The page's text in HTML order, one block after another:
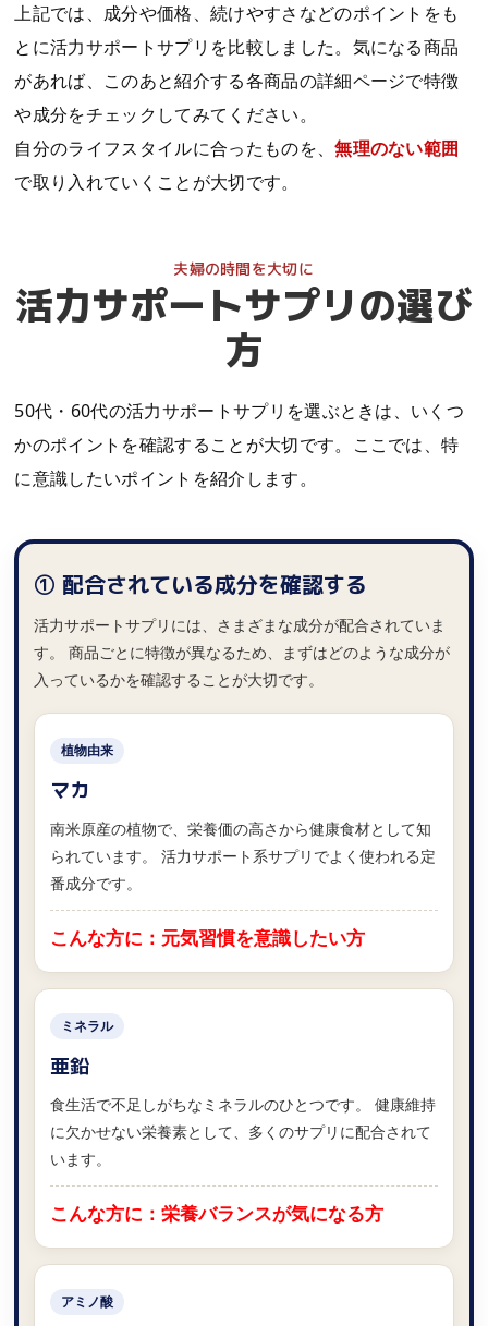
上記では、成分や価格、続けやすさなどのポイントをも
とに活力サポートサプリを比較しました。気になる商品
があれば、このあと紹介する各商品の詳細ページで特徴
や成分をチェックしてみてください。
自分のライフスタイルに合ったものを、無理のない範囲
で取り入れていくことが大切です。
活力サポートサプリの選び
方
50代・60代の活力サポートサプリを選ぶときは、いくつ
かのポイントを確認することが大切です。ここでは、特
に意識したいポイントを紹介します。
① 配合されている成分を確認する
活力サポートサプリには、さまざまな成分が配合されていま
す。 商品ごとに特徴が異なるため、まずはどのような成分が
入っているかを確認することが大切です。
植物由来
マカ
南米原産の植物で、栄養価の高さから健康食材として知
られています。 活力サポート系サプリでよく使われる定
番成分です。
こんな方に：元気習慣を意識したい方
ミネラル
亜鉛
食生活で不足しがちなミネラルのひとつです。 健康維持
に欠かせない栄養素として、多くのサプリに配合されて
います。
こんな方に：栄養バランスが気になる方
アミノ酸